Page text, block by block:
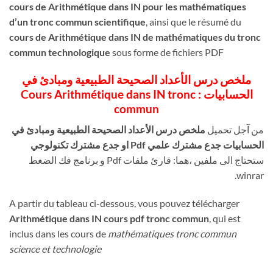
cours de Arithmétique dans IN pour les mathématiques
d’un tronc commun scientifique, ainsi que le résumé du
cours de Arithmétique dans IN de mathématiques du tronc
commun technologique sous forme de fichiers PDF
ملخص درس الأعداد الصحيحة الطبيعية ومبادئ في
الحسابيات : Cours Arithmétique dans IN tronc
commun
من آجل تحميل ملخص درس الأعداد الصحيحة الطبيعية ومبادئ في
الحسابيات جدع مشترك علمي Pdf او جدع مشترك تكنولوجي
ستحتاج الى ملفين ،هما: قارئ ملفات Pdf و برنامج فك الضغط
winrar.
A partir du tableau ci-dessous, vous pouvez télécharger
Arithmétique dans IN cours pdf tronc commun, qui est
inclus dans les cours de mathématiques tronc commun
science et technologie